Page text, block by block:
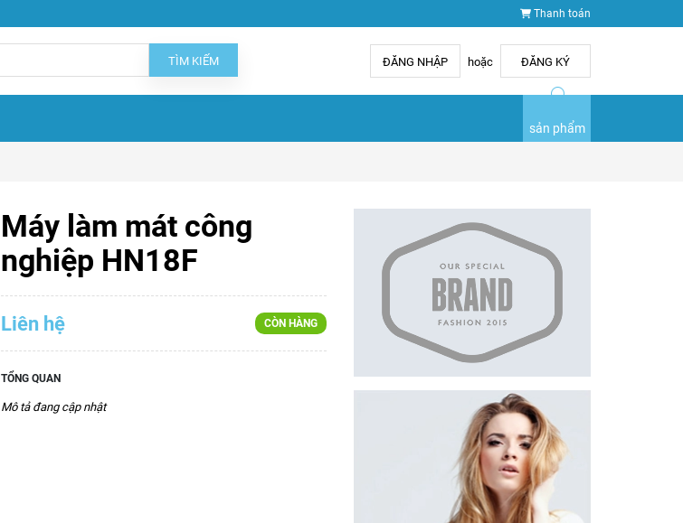
Thanh toán
TÌM KIẾM ĐĂNG NHẬP hoặc ĐĂNG KÝ
sản phẩm
Máy làm mát công
nghiệp HN18F
Liên hệ CÒN HÀNG
TỔNG QUAN
Mô tả đang cập nhật